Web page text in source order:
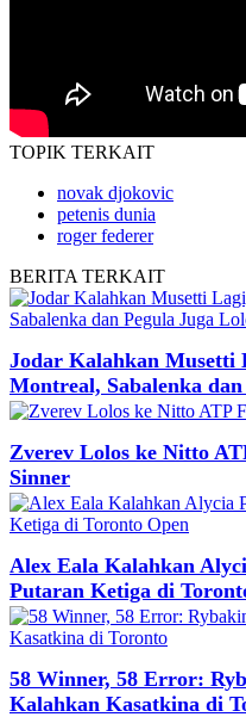
TOPIK TERKAIT
novak djokovic
petenis dunia
roger federer
BERITA TERKAIT
Jodar Kalahkan Musetti
Montreal, Sabalenka
Zverev Lolos ke Nitto
Sinner
Alex Eala Kalahkan
Putaran Ketiga di
58 Winner, 58 Error:
Kalahkan Kasatkina di